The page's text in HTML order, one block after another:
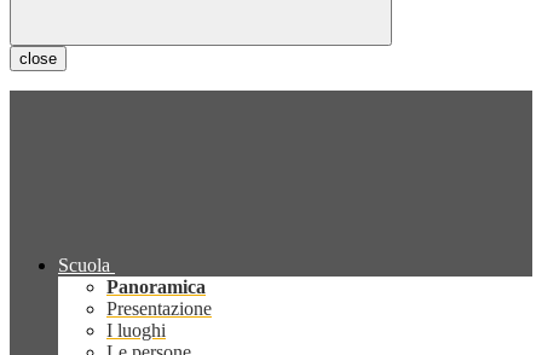
close
Scuola
Panoramica
Presentazione
I luoghi